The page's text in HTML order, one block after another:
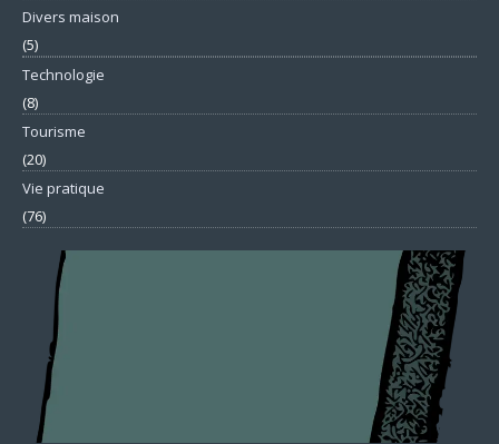
Divers maison
(5)
Technologie
(8)
Tourisme
(20)
Vie pratique
(76)